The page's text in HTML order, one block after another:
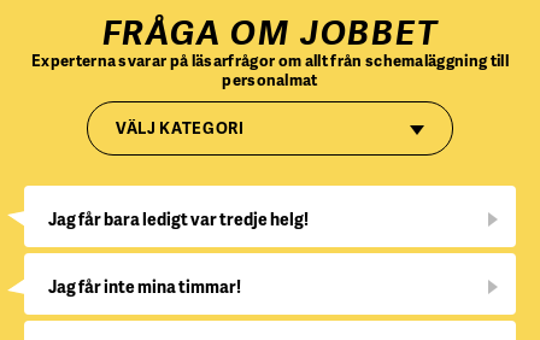
FRÅGA OM JOBBET
Experterna svarar på läsarfrågor om allt från schemaläggning till
personalmat
VÄLJ KATEGORI
Jag får bara ledigt var tredje helg!
Jag får inte mina timmar!